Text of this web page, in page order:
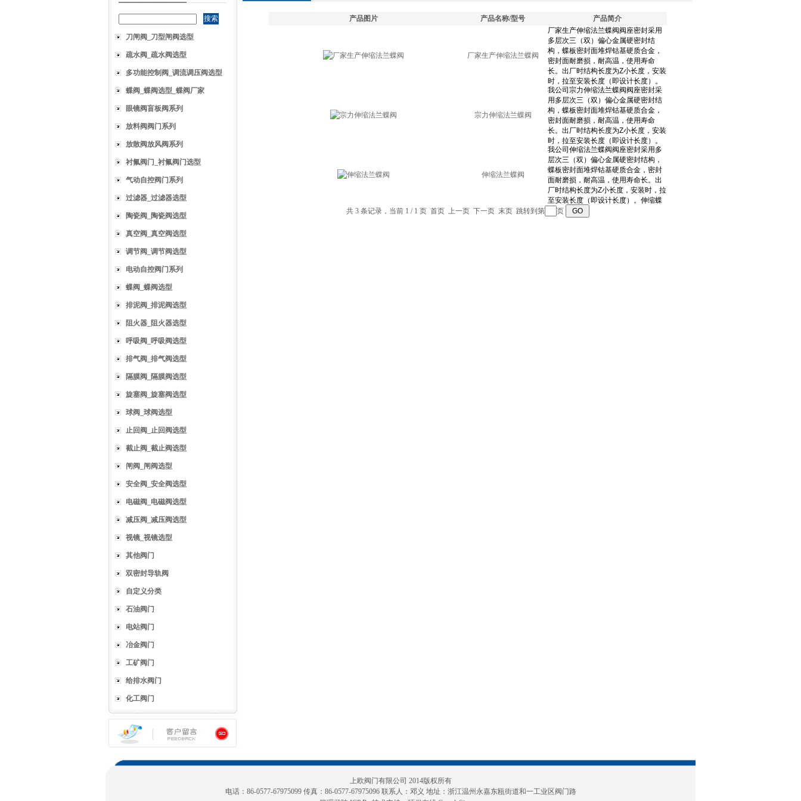
刀闸阀_刀型闸阀选型
疏水阀_疏水阀选型
多功能控制阀_调流调压阀选型
蝶阀_蝶阀选型_蝶阀厂家
眼镜阀盲板阀系列
放料阀阀门系列
放散阀放风阀系列
衬氟阀门_衬氟阀门选型
气动自控阀门系列
过滤器_过滤器选型
陶瓷阀_陶瓷阀选型
真空阀_真空阀选型
调节阀_调节阀选型
电动自控阀门系列
蝶阀_蝶阀选型
排泥阀_排泥阀选型
阻火器_阻火器选型
呼吸阀_呼吸阀选型
排气阀_排气阀选型
隔膜阀_隔膜阀选型
旋塞阀_旋塞阀选型
球阀_球阀选型
止回阀_止回阀选型
截止阀_截止阀选型
闸阀_闸阀选型
安全阀_安全阀选型
电磁阀_电磁阀选型
减压阀_减压阀选型
视镜_视镜选型
其他阀门
双密封导轨阀
自定义分类
石油阀门
电站阀门
冶金阀门
工矿阀门
给排水阀门
化工阀门
产品图片 产品名称/型号 产品简介
厂家生产伸缩法兰蝶阀
宗力伸缩法兰蝶阀
伸缩法兰蝶阀
共 3 条记录，当前 1 / 1 页 首页 上一页 下一页 末页 跳转到第 页
上欧阀门有限公司 2014版权所有
电话：86-0577-67975099 传真：86-0577-67975096 联系人： 邓义 地址：浙江温州永嘉东瓯街道和一工业区阀门路